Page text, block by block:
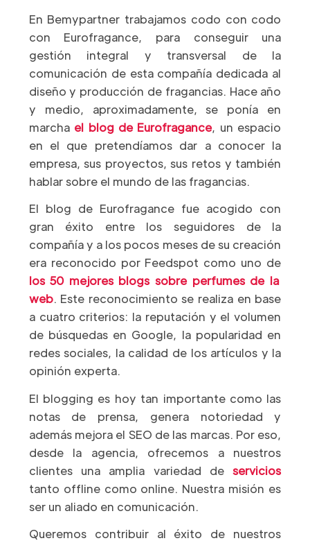
En Bemypartner trabajamos codo con codo
con Eurofragance, para conseguir una
gestión integral y transversal de la
comunicación de esta compañía dedicada al
diseño y producción de fragancias. Hace año
y medio, aproximadamente, se ponía en
marcha el blog de Eurofragance, un espacio
en el que pretendíamos dar a conocer la
empresa, sus proyectos, sus retos y también
hablar sobre el mundo de las fragancias.
El blog de Eurofragance fue acogido con
gran éxito entre los seguidores de la
compañía y a los pocos meses de su creación
era reconocido por Feedspot como uno de
los 50 mejores blogs sobre perfumes de la
web. Este reconocimiento se realiza en base
a cuatro criterios: la reputación y el volumen
de búsquedas en Google, la popularidad en
redes sociales, la calidad de los artículos y la
opinión experta.
El blogging es hoy tan importante como las
notas de prensa, genera notoriedad y
además mejora el SEO de las marcas. Por eso,
desde la agencia, ofrecemos a nuestros
clientes una amplia variedad de servicios
tanto offline como online. Nuestra misión es
ser un aliado en comunicación.
Queremos contribuir al éxito de nuestros